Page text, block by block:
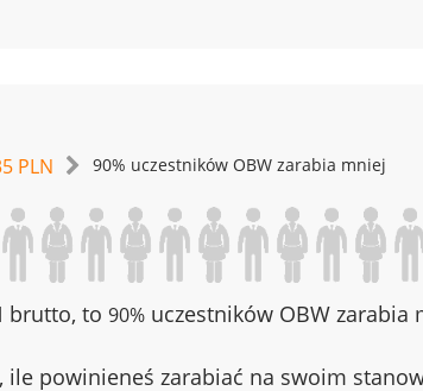
PLN 90% uczestników OBW zarabia mniej
brutto, to 90% uczestników OBW zarabia
ile powinieneś zarabiać na swoim